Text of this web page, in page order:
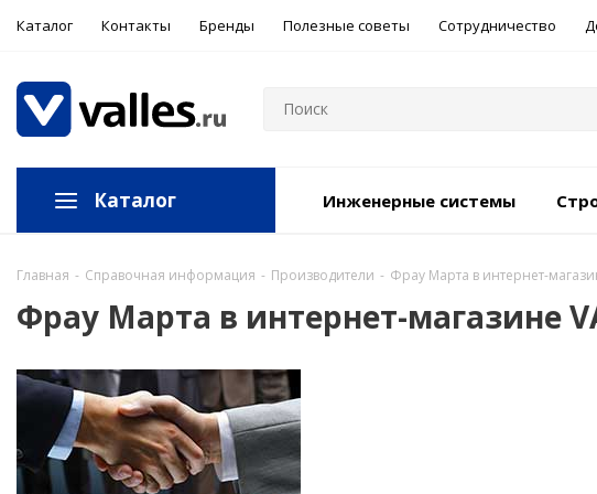
Каталог Контакты Бренды Полезные советы Сотрудничество
Каталог Инженерные системы
Главная - Справочная информация - Производители - Фрау Марта в интернет-
Фрау Марта в интернет-магазине